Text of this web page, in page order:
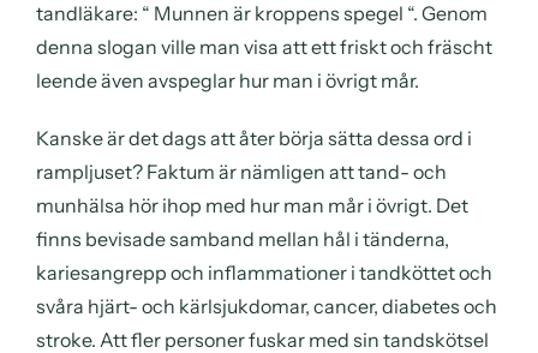
tandläkare: “ Munnen är kroppens spegel “. Genom
denna slogan ville man visa att ett friskt och fräscht
leende även avspeglar hur man i övrigt mår.
Kanske är det dags att åter börja sätta dessa ord i
rampljuset? Faktum är nämligen att tand- och
munhälsa hör ihop med hur man mår i övrigt. Det
finns bevisade samband mellan hål i tänderna,
kariesangrepp och inflammationer i tandköttet och
svåra hjärt- och kärlsjukdomar, cancer, diabetes och
stroke. Att fler personer fuskar med sin tandskötsel